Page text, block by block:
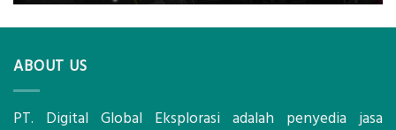
ABOUT US
PT. Digital Global Eksplorasi adalah penyedia jasa